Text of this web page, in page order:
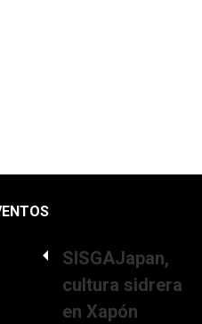
SISGAJapan,
cultura sidrera
en Xapón